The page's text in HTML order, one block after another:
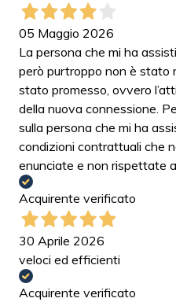
05 Maggio 2026
La persona che mi ha
però purtroppo non è stato
stato promesso, ovvero
della nuova connessione.
sulla persona che mi ha
condizioni contrattuali che
enunciate e non rispettate
Acquirente verificato
30 Aprile 2026
veloci ed efficienti
Acquirente verificato